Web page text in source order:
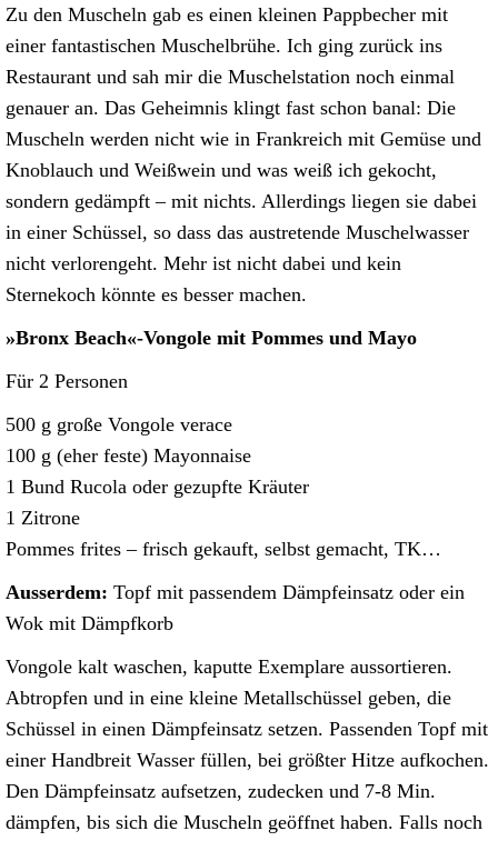
Zu den Muscheln gab es einen kleinen Pappbecher mit
einer fantastischen Muschelbrühe. Ich ging zurück ins
Restaurant und sah mir die Muschelstation noch einmal
genauer an. Das Geheimnis klingt fast schon banal: Die
Muscheln werden nicht wie in Frankreich mit Gemüse und
Knoblauch und Weißwein und was weiß ich gekocht,
sondern gedämpft – mit nichts. Allerdings liegen sie dabei
in einer Schüssel, so dass das austretende Muschelwasser
nicht verlorengeht. Mehr ist nicht dabei und kein
Sternekoch könnte es besser machen.
»Bronx Beach«-Vongole mit Pommes und Mayo
Für 2 Personen
500 g große Vongole verace
100 g (eher feste) Mayonnaise
1 Bund Rucola oder gezupfte Kräuter
1 Zitrone
Pommes frites – frisch gekauft, selbst gemacht, TK…
Ausserdem: Topf mit passendem Dämpfeinsatz oder ein
Wok mit Dämpfkorb
Vongole kalt waschen, kaputte Exemplare aussortieren.
Abtropfen und in eine kleine Metallschüssel geben, die
Schüssel in einen Dämpfeinsatz setzen. Passenden Topf mit
einer Handbreit Wasser füllen, bei größter Hitze aufkochen.
Den Dämpfeinsatz aufsetzen, zudecken und 7-8 Min.
dämpfen, bis sich die Muscheln geöffnet haben. Falls noch